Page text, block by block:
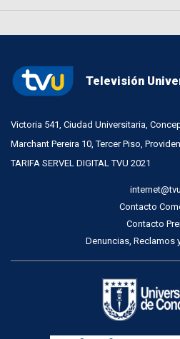
Televisión
Victoria 541, Ciudad Universitaria,
Marchant Pereira 10, Tercer Piso,
TARIFA SERVEL DIGITAL TVU 2021
Contacto
Contacto
Denuncias, Reclamos